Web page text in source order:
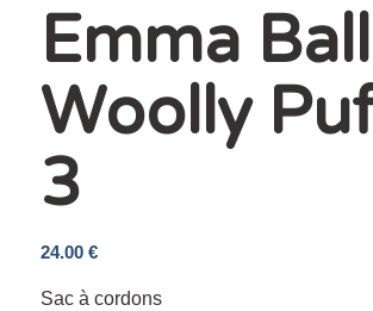
Emma
Woolly
3
24.00 €
Sac à cordons